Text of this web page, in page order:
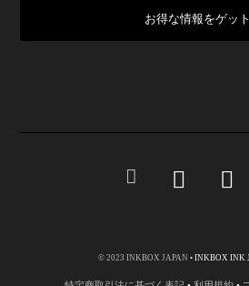
© 2023 INKBOX JAPAN • INKBOX INK